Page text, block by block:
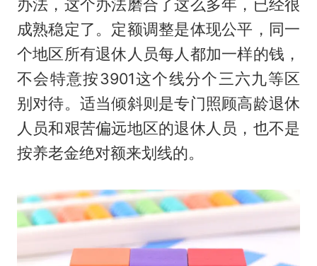
办法，这个办法磨合了这么多年，已经很
成熟稳定了。定额调整是体现公平，同一
个地区所有退休人员每人都加一样的钱，
不会特意按3901这个线分个三六九等区
别对待。适当倾斜则是专门照顾高龄退休
人员和艰苦偏远地区的退休人员，也不是
按养老金绝对额来划线的。